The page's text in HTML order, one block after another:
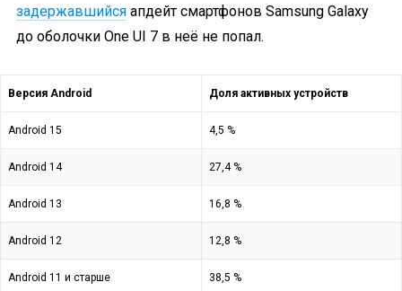
задержавшийся апдейт смартфонов Samsung Galaxy
до оболочки One UI 7 в неё не попал.
Версия Android Доля активных устройств
Android 15 4,5 %
Android 14 27,4 %
Android 13 16,8 %
Android 12 12,8 %
Android 11 и старше 38,5 %